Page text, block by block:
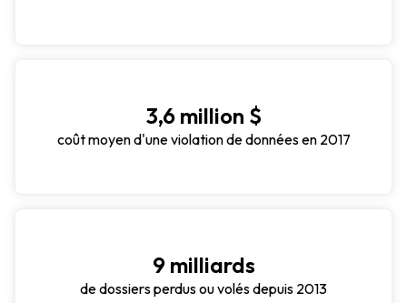
3,6 million $
coût moyen d'une violation de données en 2017
9 milliards
de dossiers perdus ou volés depuis 2013